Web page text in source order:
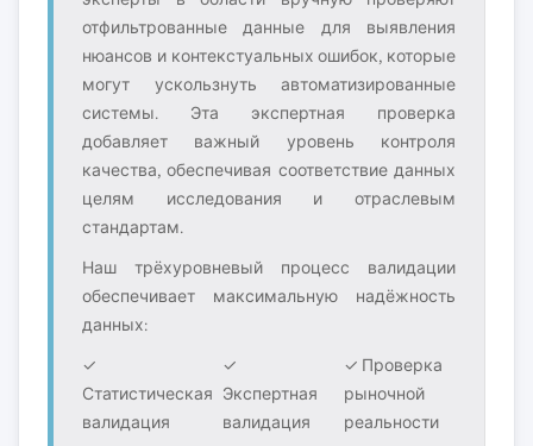
отфильтрованные данные для выявления
нюансов и контекстуальных ошибок, которые
могут ускользнуть автоматизированные
системы. Эта экспертная проверка
добавляет важный уровень контроля
качества, обеспечивая соответствие данных
целям исследования и отраслевым
стандартам.
Наш трёхуровневый процесс валидации
обеспечивает максимальную надёжность
данных:
✓
Статистическая
валидация
✓
Экспертная
валидация
✓ Проверка
рыночной
реальности